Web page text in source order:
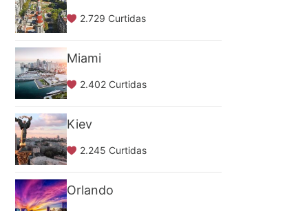
2.729 Curtidas
Miami
2.402 Curtidas
Kiev
2.245 Curtidas
Orlando